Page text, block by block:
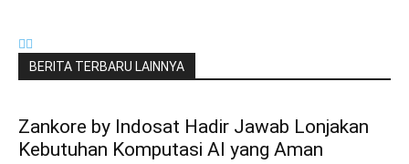
BERITA TERBARU LAINNYA
Zankore by Indosat Hadir Jawab Lonjakan
Kebutuhan Komputasi AI yang Aman